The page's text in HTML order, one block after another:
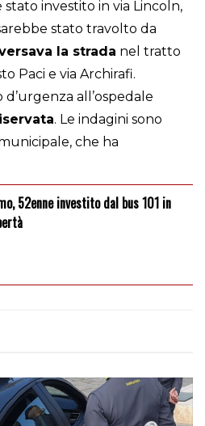
stato investito in via Lincoln,
stato travolto da
la strada nel tratto
Paci e via Archirafi.
all’ospedale
. Le indagini sono
che ha
52enne investito dal bus 101 in